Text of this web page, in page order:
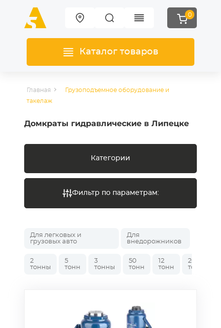
0
Каталог товаров
Главная
Грузоподъемное оборудование и
такелаж
Домкраты гидравлические в Липецке
Категории
Фильтр по параметрам:
Для легковых и
грузовых авто
Для
внедорожников
2
тонны
5
тонн
3
тонны
50
тонн
12
тонн
20
тонн